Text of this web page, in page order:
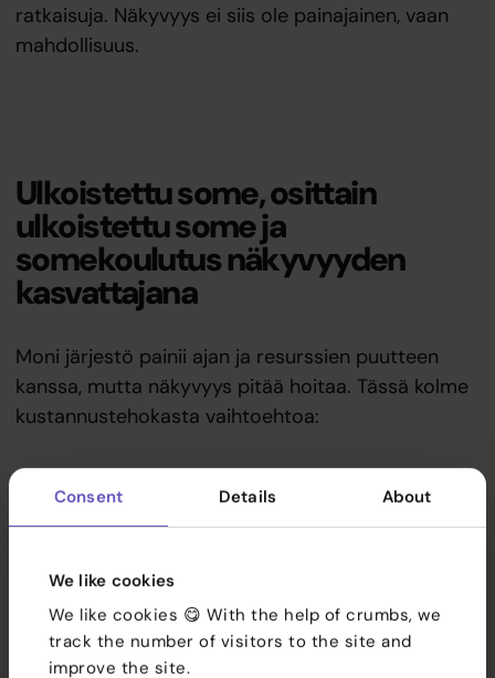
Consent Details About
We like cookies
We like cookies 😋 With the help of crumbs, we
track the number of visitors to the site and
improve the site.
Palvelut
Referenssit
Tiimi
ratkaisuja. Näkyvyys ei siis ole painajainen, vaan
mahdollisuus.
Ulkoistettu some, osittain
ulkoistettu some ja
somekoulutus näkyvyyden
kasvattajana
Moni järjestö painii ajan ja resurssien puutteen
kanssa, mutta näkyvyys pitää hoitaa. Tässä kolme
kustannustehokasta vaihtoehtoa:
1. Ulkoistettu some – huoleton
Ulkoistetun sosiaalisen median palvelussa
ostaa palvelun toimijalta, joka huolehtii
sisällöntuotannosta, julkaisuista ja usein myös